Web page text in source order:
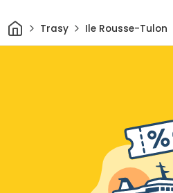
DomTrasy Ile Rousse-Tulon